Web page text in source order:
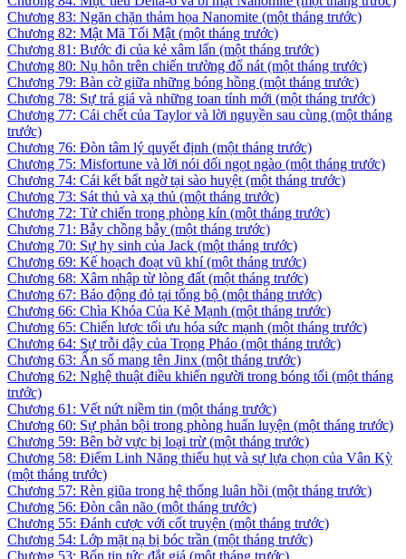
Chương 83: Ngăn chặn thảm họa Nanomite (một tháng trước)
Chương 82: Mật Mã Tối Mật (một tháng trước)
Chương 81: Bước đi của kẻ xâm lấn (một tháng trước)
Chương 80: Nụ hôn trên chiến trường đổ nát (một tháng trước)
Chương 79: Bàn cờ giữa những bóng hồng (một tháng trước)
Chương 78: Sự trả giá và những toan tính mới (một tháng trước)
Chương 77: Cái chết của Taylor và lời nguyền sau cùng (một tháng
trước)
Chương 76: Đòn tâm lý quyết định (một tháng trước)
Chương 75: Misfortune và lời nói dối ngọt ngào (một tháng trước)
Chương 74: Cái kết bất ngờ tại sào huyệt (một tháng trước)
Chương 73: Sát thủ và xạ thủ (một tháng trước)
Chương 72: Tử chiến trong phòng kín (một tháng trước)
Chương 71: Bẫy chồng bẫy (một tháng trước)
Chương 70: Sự hy sinh của Jack (một tháng trước)
Chương 69: Kế hoạch đoạt vũ khí(một tháng trước)
Chương 68: Xâm nhập từ lòng đất (một tháng trước)
Chương 67: Báo động đỏ tại tổng bộ (một tháng trước)
Chương 66: Chìa Khóa Của Kẻ Mạnh (một tháng trước)
Chương 65: Chiến lược tối ưu hóa sức mạnh (một tháng trước)
Chương 64: Sự trỗi dậy của Trọng Pháo (một tháng trước)
Chương 63: Ẩn số mang tên Jinx (một tháng trước)
Chương 62: Nghệ thuật điều khiển người trong bóng tối (một tháng
trước)
Chương 61: Vết nứt niềm tin (một tháng trước)
Chương 60: Sự phản bội trong phòng huấn luyện (một tháng trước)
Chương 59: Bên bờ vực bị loại trừ (một tháng trước)
Chương 58: Điểm Linh Năng thiếu hụt và sự lựa chọn của Vân Kỳ
(một tháng trước)
Chương 57: Rèn giũa trong hệ thống luân hồi (một tháng trước)
Chương 56: Đòn cân não (một tháng trước)
Chương 55: Đánh cược với cốt truyện (một tháng trước)
Chương 54: Lớp mặt nạ bị bóc trần (một tháng trước)